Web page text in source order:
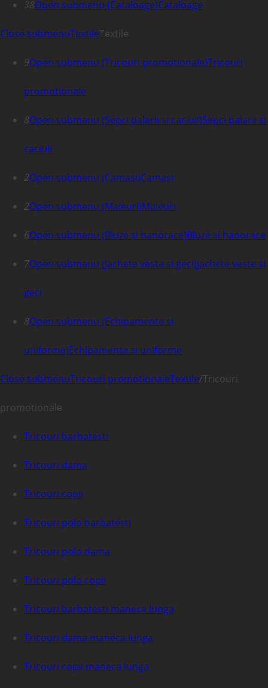
38Open submenu (Cataloage)Cataloage
Close submenuTextileTextile
9Open submenu (Tricouri promotionale)Tricouri
promotionale
8Open submenu (Sepci palarii si caciuli)Sepci palarii si
caciuli
2Open submenu (Camasi)Camasi
2Open submenu (Maieuri)Maieuri
6Open submenu (Bluze si hanorace)Bluze si hanorace
7Open submenu (Jachete veste si geci)Jachete veste si
geci
8Open submenu (Echipamente si
uniforme)Echipamente si uniforme
Close submenuTricouri promotionaleTextile/Tricouri
promotionale
Tricouri barbatesti
Tricouri dama
Tricouri copii
Tricouri polo barbatesti
Tricouri polo dama
Tricouri polo copii
Tricouri barbatesti maneca lunga
Tricouri dama maneca lunga
Tricouri copii maneca lunga